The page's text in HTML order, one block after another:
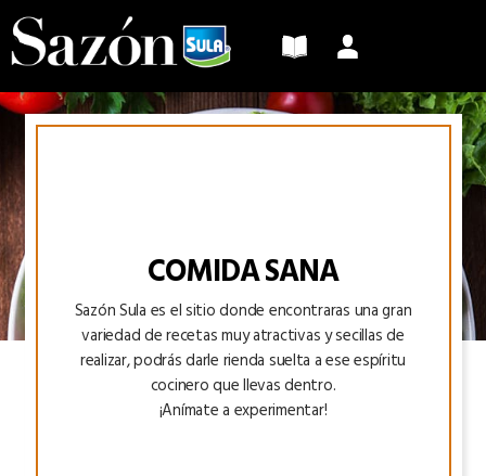
Sazón
Sula
COMIDA SANA
Sazón Sula es el sitio donde encontraras una gran
variedad de recetas muy atractivas y secillas de
realizar, podrás darle rienda suelta a ese espíritu
cocinero que llevas dentro.
¡Anímate a experimentar!